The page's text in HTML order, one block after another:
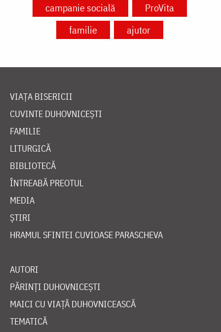
campanie socială
ProVita
familie
ajutor
VIAȚA BISERICII
CUVINTE DUHOVNICEȘTI
FAMILIE
LITURGICĂ
BIBLIOTECĂ
ÎNTREABĂ PREOTUL
MEDIA
ȘTIRI
HRAMUL SFINTEI CUVIOASE PARASCHEVA
AUTORI
PĂRINȚI DUHOVNICEȘTI
MAICI CU VIAȚĂ DUHOVNICEASCĂ
TEMATICĂ